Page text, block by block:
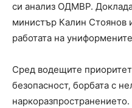
си анализ ОДМВР.
министър Калин Стоянов
работата на
Сред водещите
безопасност, борбата с
наркоразпространението.